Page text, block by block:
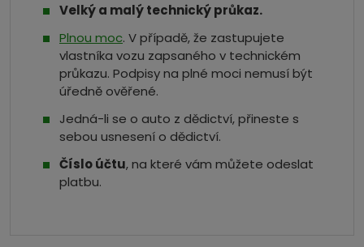
Velký a malý technický průkaz.
Plnou moc. V případě, že zastupujete
vlastníka vozu zapsaného v technickém
průkazu. Podpisy na plné moci nemusí být
úředně ověřené.
Jedná-li se o auto z dědictví, přineste s
sebou usnesení o dědictví.
Číslo účtu, na které vám můžete odeslat
platbu.